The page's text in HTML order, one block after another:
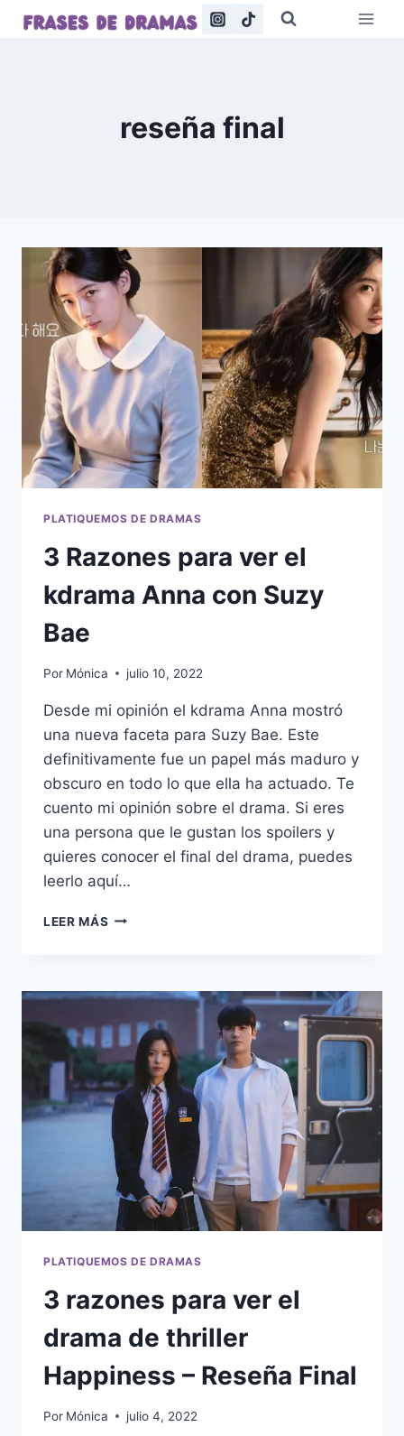
Saltar
reseña final
PLATIQUEMOS DE DRAMAS
3 Razones para ver el
kdrama Anna con Suzy
Bae
Por Mónica julio 10, 2022
Desde mi opinión el kdrama Anna mostró
una nueva faceta para Suzy Bae. Este
definitivamente fue un papel más maduro y
obscuro en todo lo que ella ha actuado. Te
cuento mi opinión sobre el drama. Si eres
una persona que le gustan los spoilers y
quieres conocer el final del drama, puedes
leerlo aquí…
LEER MÁS 3
EL
ANNA
CON
SUZY
BAE
PLATIQUEMOS DE DRAMAS
3 razones para ver el
drama de thriller
Happiness – Reseña Final
Por Mónica julio 4, 2022